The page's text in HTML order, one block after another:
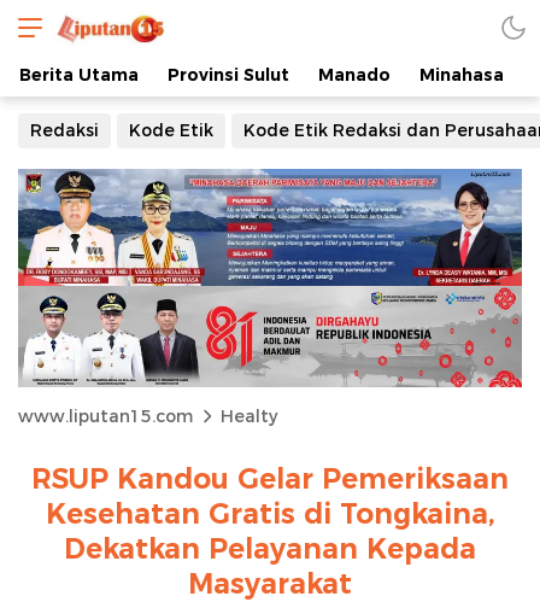
Berita Utama Provinsi Sulut Manado Minahasa
Redaksi Kode Etik Kode Etik Redaksi dan
www.liputan15.com Healty
RSUP Kandou Gelar Pemeriksaan
Kesehatan Gratis di Tongkaina,
Dekatkan Pelayanan Kepada
Masyarakat